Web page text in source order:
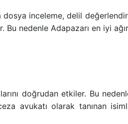
dosya inceleme, delil
nedenle Adapazarı en iyi
doğrudan etkiler. Bu
avukatı olarak tanınan